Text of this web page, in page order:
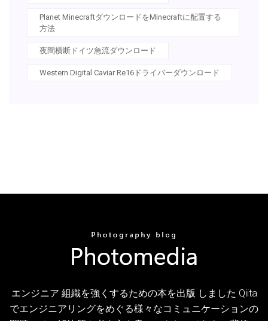
Planet MinecraftダウンロードをMinecraftに配置する
方法
夜間横断ドイツ急流ダウンロード
Western Digital Caviar Re16ドライバーダウンロード
エンジニア 組織を強くするための本を出版 しました Qiita
でエンジニアリングをめぐる様々なコミュニケーションの